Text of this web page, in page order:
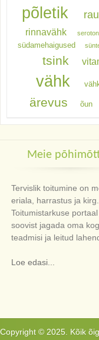
põletik
rinnavähk
südamehaigused
tsink
vähk
ärevus õun
Meie
Tervislik toitumine on
eriala, harrastus ja kirg.
Toitumistarkuse
soovist jagada oma
teadmisi ja leitud
Loe edasi...
Copyright © 2025. Kõik